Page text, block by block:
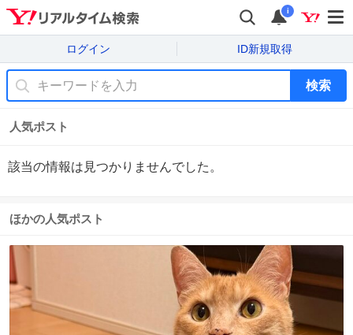
i
ログイン ID新規取得
検索
人気ポスト
該当の情報は見つかりませんでした。
ほかの人気ポスト